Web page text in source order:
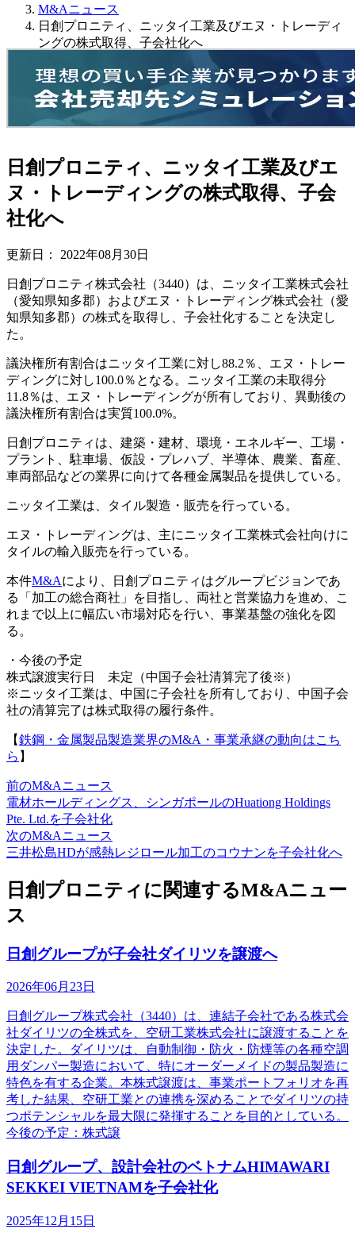
M&Aニュース
日創プロニティ、ニッタイ工業及びエヌ・トレーディ
ングの株式取得、子会社化へ
日創プロニティ、ニッタイ工業及びエ
ヌ・トレーディングの株式取得、子会
社化へ
更新日： 2022年08月30日
日創プロニティ株式会社（3440）は、ニッタイ工業株式会社
（愛知県知多郡）およびエヌ・トレーディング株式会社（愛
知県知多郡）の株式を取得し、子会社化することを決定し
た。
議決権所有割合はニッタイ工業に対し88.2％、エヌ・トレー
ディングに対し100.0％となる。ニッタイ工業の未取得分
11.8％は、エヌ・トレーディングが所有しており、異動後の
議決権所有割合は実質100.0%。
日創プロニティは、建築・建材、環境・エネルギー、工場・
プラント、駐車場、仮設・プレハブ、半導体、農業、畜産、
車両部品などの業界に向けて各種金属製品を提供している。
ニッタイ工業は、タイル製造・販売を行っている。
エヌ・トレーディングは、主にニッタイ工業株式会社向けに
タイルの輸入販売を行っている。
本件M&Aにより、日創プロニティはグループビジョンであ
る「加工の総合商社」を目指し、両社と営業協力を進め、こ
れまで以上に幅広い市場対応を行い、事業基盤の強化を図
る。
・今後の予定
株式譲渡実行日 未定（中国子会社清算完了後※）
※ニッタイ工業は、中国に子会社を所有しており、中国子会
社の清算完了は株式取得の履行条件。
【鉄鋼・金属製品製造業界のM&A・事業承継の動向はこち
ら 】
前のM&Aニュース
電材ホールディングス、シンガポールのHuationg Holdings
Pte. Ltd.を子会社化
次のM&Aニュース
三井松島HDが感熱レジロール加工のコウナンを子会社化へ
日創プロニティに関連するM&Aニュー
ス
日創グループが子会社ダイリツを譲渡へ
2026年06月23日
日創グループ株式会社（3440）は、連結子会社である株式会
社ダイリツの全株式を、空研工業株式会社に譲渡することを
決定した。ダイリツは、自動制御・防火・防煙等の各種空調
用ダンパー製造において、特にオーダーメイドの製品製造に
特色を有する企業。本株式譲渡は、事業ポートフォリオを再
考した結果、空研工業との連携を深めることでダイリツの持
つポテンシャルを最大限に発揮することを目的としている。
今後の予定：株式譲
日創グループ、設計会社のベトナムHIMAWARI
SEKKEI VIETNAMを子会社化
2025年12月15日